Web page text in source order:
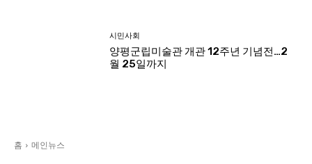
시민사회
양평군립미술관 개관 12주년 기념전…2
월 25일까지